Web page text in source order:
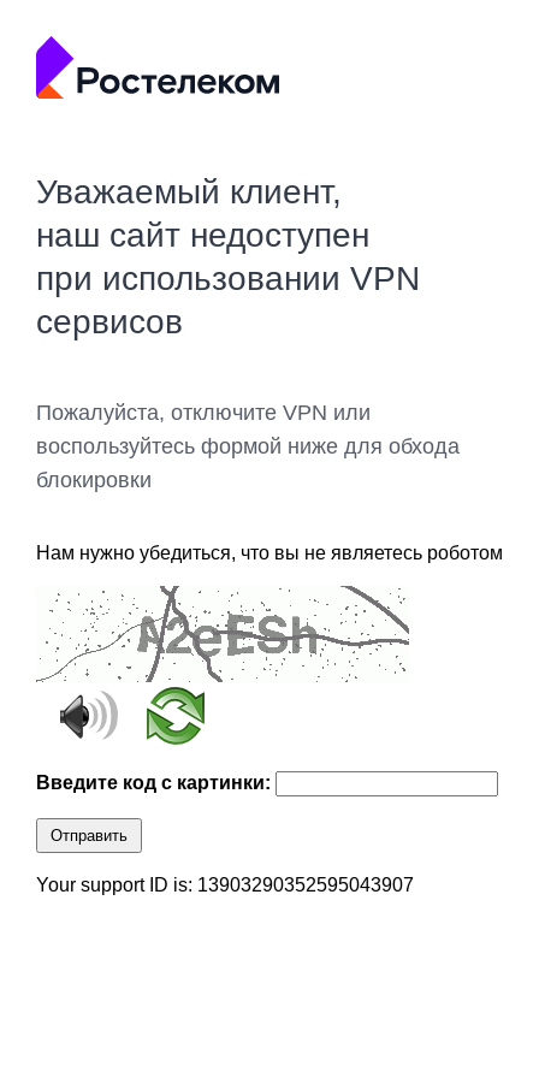
Уважаемый клиент,
наш сайт недоступен
при использовании VPN
сервисов
Пожалуйста, отключите VPN или
воспользуйтесь формой ниже для обхода
блокировки
Нам нужно убедиться, что вы не являетесь роботом
Введите код с картинки:
Отправить
Your support ID is: 13903290352595043907